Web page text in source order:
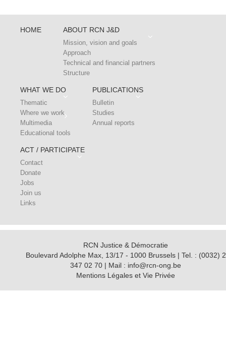
HOME ABOUT RCN J&D
Mission, vision and goals
Approach
Technical and financial partners
Structure
WHAT WE DO
Thematic
Where we work
Multimedia
Educational tools
PUBLICATIONS
Bulletin
Studies
Annual reports
ACT / PARTICIPATE
Contact
Donate
Jobs
Join us
Links
RCN Justice & Démocratie
Boulevard Adolphe Max, 13/17 - 1000 Brussels | Tel. : (0032) 2
347 02 70 | Mail : info@rcn-ong.be
Mentions Légales et Vie Privée